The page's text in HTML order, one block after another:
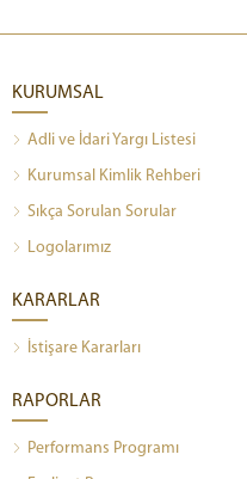
KURUMSAL
Adli ve İdari Yargı Listesi
Kurumsal Kimlik Rehberi
Sıkça Sorulan Sorular
Logolarımız
KARARLAR
İstişare Kararları
RAPORLAR
Performans Programı